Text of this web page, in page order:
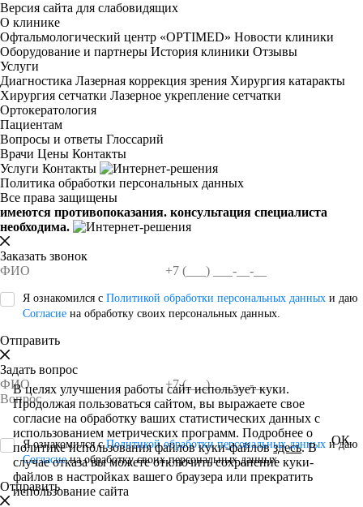
Версия сайта для слабовидящих
О клинике
Офтальмологический центр «OPTIMED» Новости клиники
Оборудование и партнеры История клиники Отзывы
Услуги
Диагностика Лазерная коррекция зрения Хирургия катаракты
Хирургия сетчатки Лазерное укрепление сетчатки
Ортокератология
Пациентам
Вопросы и ответы Глоссарий
Врачи Цены Контакты
Услуги Контакты
Политика обработки персональных данных
Все права защищены
имеются противопоказания. консультация специалиста
необходима.
Заказать звонок
Я ознакомился с Политикой обработки персональных данных и даю
Согласие на обработку своих персональных данных.
Отправить
Задать вопрос
Я ознакомился сПолитикой обработки персональных данных и даю
Согласиена обработку своих персональных данных.
Отправить
В целях улучшения работы сайт использует куки.
Продолжая пользоваться сайтом, вы выражаете свое
согласие на обработку ваших статистических данных с
использованием метрических программ. Подробнее о
политике использования файлов куки-файловздесь. В
случае отказа вы можете отключить сохранение куки-
файлов в настройках вашего браузера или прекратить
использование сайта
ОК